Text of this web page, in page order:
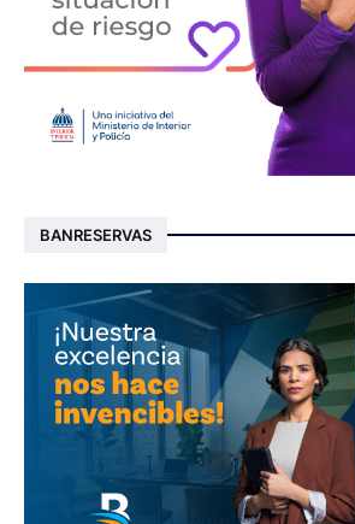
BANRESERVAS